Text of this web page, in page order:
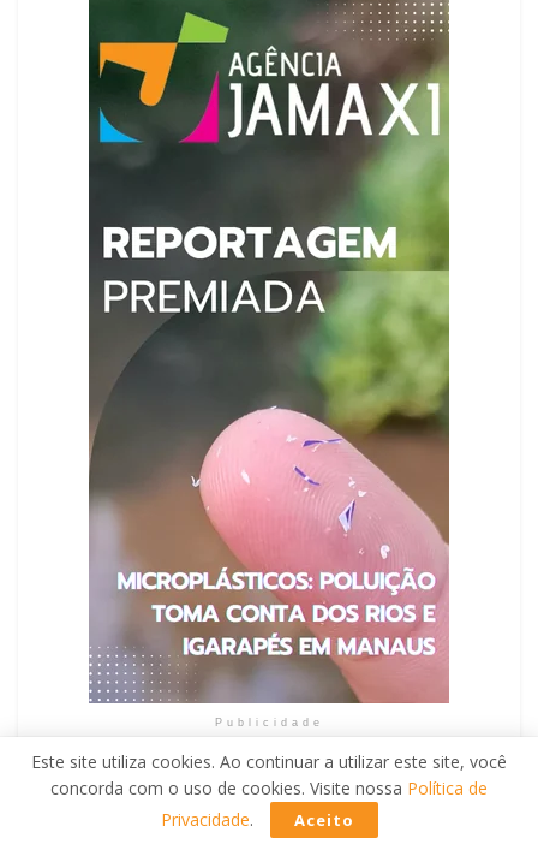
Publicidade
Este site utiliza cookies. Ao continuar a utilizar este site, você
concorda com o uso de cookies. Visite nossa Política de
Privacidade. Aceito